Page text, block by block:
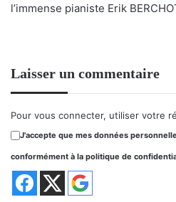
l’immense pianiste Erik
Laisser un commentaire
Pour vous connecter, utiliser votre
J'accepte que mes données
conformément à la politique de